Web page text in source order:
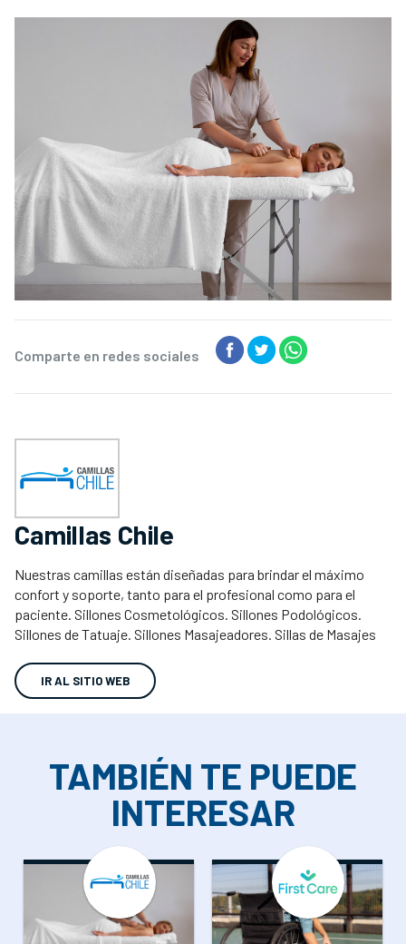
Comparte en redes sociales
Camillas Chile
Nuestras camillas están diseñadas para brindar el máximo
confort y soporte, tanto para el profesional como para el
paciente. Sillones Cosmetológicos. Sillones Podológicos.
Sillones de Tatuaje. Sillones Masajeadores. Sillas de Masajes
IR AL SITIO WEB
TAMBIÉN TE PUEDE
INTERESAR